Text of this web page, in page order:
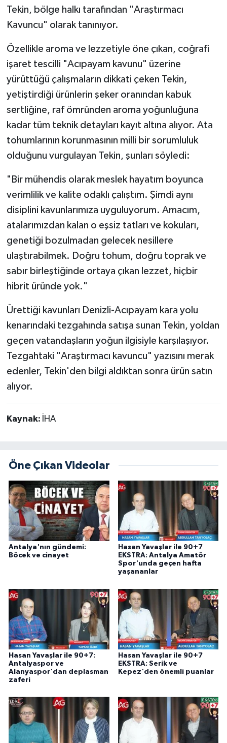
Tekin, bölge halkı tarafından "Araştırmacı
Kavuncu" olarak tanınıyor.
Özellikle aroma ve lezzetiyle öne çıkan, coğrafi
işaret tescilli "Acıpayam kavunu" üzerine
yürüttüğü çalışmaların dikkati çeken Tekin,
yetiştirdiği ürünlerin şeker oranından kabuk
sertliğine, raf ömründen aroma yoğunluğuna
kadar tüm teknik detayları kayıt altına alıyor. Ata
tohumlarının korunmasının milli bir sorumluluk
olduğunu vurgulayan Tekin, şunları söyledi:
"Bir mühendis olarak meslek hayatım boyunca
verimlilik ve kalite odaklı çalıştım. Şimdi aynı
disiplini kavunlarımıza uyguluyorum. Amacım,
atalarımızdan kalan o eşsiz tatları ve kokuları,
genetiği bozulmadan gelecek nesillere
ulaştırabilmek. Doğru tohum, doğru toprak ve
sabır birleştiğinde ortaya çıkan lezzet, hiçbir
hibrit üründe yok."
Ürettiği kavunları Denizli-Acıpayam kara yolu
kenarındaki tezgahında satışa sunan Tekin, yoldan
geçen vatandaşların yoğun ilgisiyle karşılaşıyor.
Tezgahtaki "Araştırmacı kavuncu" yazısını merak
edenler, Tekin'den bilgi aldıktan sonra ürün satın
alıyor.
Kaynak: İHA
Öne Çıkan Videolar
Antalya'nın gündemi:
Böcek ve cinayet
Hasan Yavaşlar ile 90+7
EKSTRA: Antalya Amatör
Spor'unda geçen hafta
yaşananlar
Hasan Yavaşlar ile 90+7:
Antalyaspor ve
Alanyaspor'dan deplasman
zaferi
Hasan Yavaşlar ile 90+7
EKSTRA: Serik ve
Kepez'den önemli puanlar
Spor